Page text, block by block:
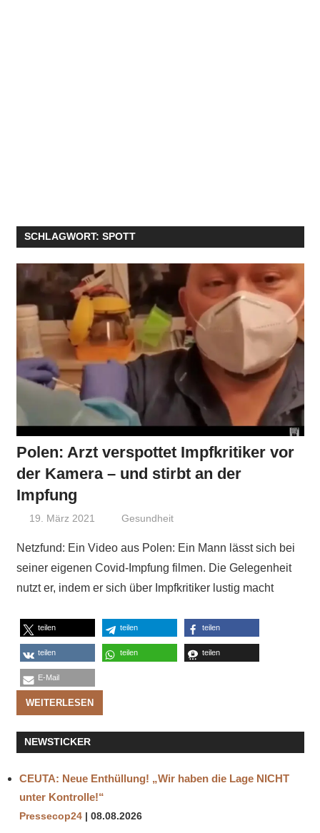
SCHLAGWORT: SPOTT
Polen: Arzt verspottet Impfkritiker vor
der Kamera – und stirbt an der
Impfung
19. März 2021 Niki Vogt
Gesundheit
Netzfund: Ein Video aus Polen: Ein Mann lässt sich bei
seiner eigenen Covid-Impfung filmen. Die Gelegenheit
nutzt er, indem er sich über Impfkritiker lustig macht
teilen teilen teilen
teilen teilen teilen
E-Mail
WEITERLESEN
NEWSTICKER
CEUTA: Neue Enthüllung! „Wir haben die Lage NICHT
unter Kontrolle!“
Pressecop24 08.08.2026